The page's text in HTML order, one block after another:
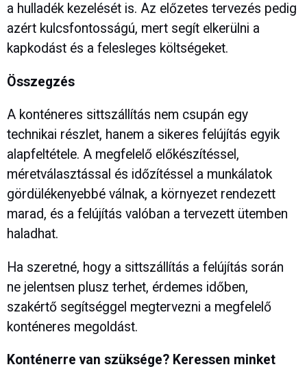
a hulladék kezelését is. Az előzetes tervezés pedig
azért kulcsfontosságú, mert segít elkerülni a
kapkodást és a felesleges költségeket.
Összegzés
A konténeres sittszállítás nem csupán egy
technikai részlet, hanem a sikeres felújítás egyik
alapfeltétele. A megfelelő előkészítéssel,
méretválasztással és időzítéssel a munkálatok
gördülékenyebbé válnak, a környezet rendezett
marad, és a felújítás valóban a tervezett ütemben
haladhat.
Ha szeretné, hogy a sittszállítás a felújítás során
ne jelentsen plusz terhet, érdemes időben,
szakértő segítséggel megtervezni a megfelelő
konténeres megoldást.
Konténerre van szüksége? Keressen minket